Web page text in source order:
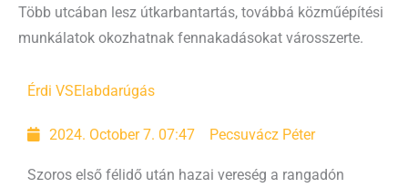
Több utcában lesz útkarbantartás, továbbá közműépítési
munkálatok okozhatnak fennakadásokat városszerte.
Érdi VSE labdarúgás
2024. October 7. 07:47 Pecsuvácz Péter
Szoros első félidő után hazai vereség a rangadón